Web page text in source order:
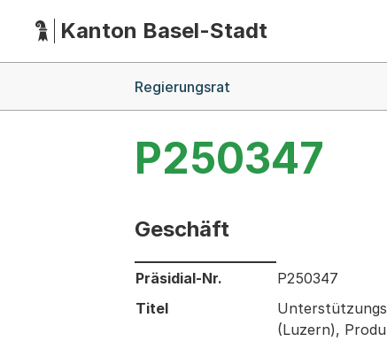
HauptnavigationKanton Basel-Stadt
Regierungsrat
P250347
Geschäft
Informationen zum Ausgewählten
Präsidial-Nr.
P250347
Titel
(Luzern),